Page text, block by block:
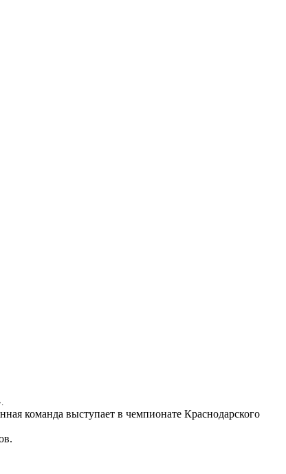
команда выступает в чемпионате Краснодарского